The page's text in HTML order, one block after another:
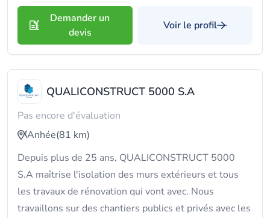
Demander un
devis
Voir le profil
QUALICONSTRUCT 5000 S.A
Pas encore d'évaluation
Anhée(81 km)
Depuis plus de 25 ans, QUALICONSTRUCT 5000
S.A maîtrise l'isolation des murs extérieurs et tous
les travaux de rénovation qui vont avec. Nous
travaillons sur des chantiers publics et privés avec les